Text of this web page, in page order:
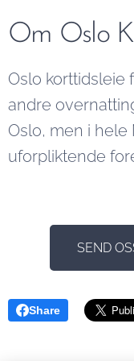
Om Oslo
Oslo korttidsleie
andre
Oslo, men i hele
uforpliktende
SEND
Share